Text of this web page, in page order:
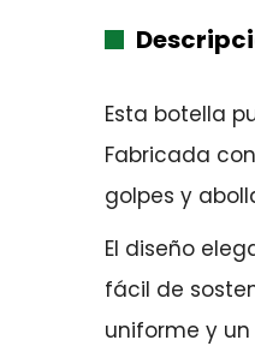
Esta botella
Fabricada
golpes y
El diseño
fácil de
uniforme y